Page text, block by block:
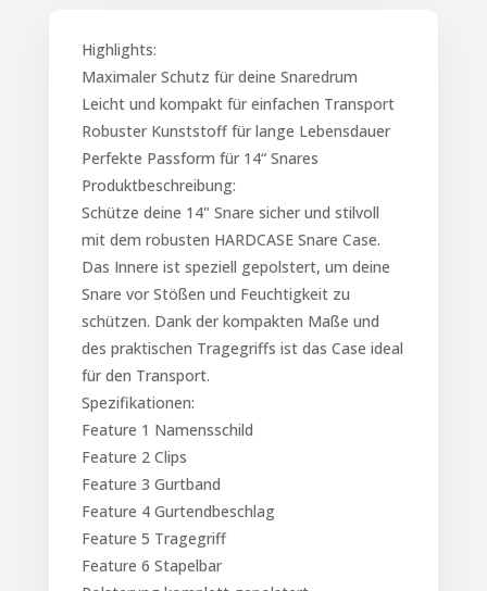
Highlights:
Maximaler Schutz für deine Snaredrum
Leicht und kompakt für einfachen Transport
Robuster Kunststoff für lange Lebensdauer
Perfekte Passform für 14“ Snares
Produktbeschreibung:
Schütze deine 14" Snare sicher und stilvoll
mit dem robusten HARDCASE Snare Case.
Das Innere ist speziell gepolstert, um deine
Snare vor Stößen und Feuchtigkeit zu
schützen. Dank der kompakten Maße und
des praktischen Tragegriffs ist das Case ideal
für den Transport.
Spezifikationen:
Feature 1 Namensschild
Feature 2 Clips
Feature 3 Gurtband
Feature 4 Gurtendbeschlag
Feature 5 Tragegriff
Feature 6 Stapelbar